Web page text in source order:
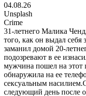
04.08.26
Unsplash
Crime
31-летнего Малика
того, как он выдал
заманил домой 20-
подозревают в ее
мужчина пошел на этот
обнаружила на ее
сексуальным
следующий день после